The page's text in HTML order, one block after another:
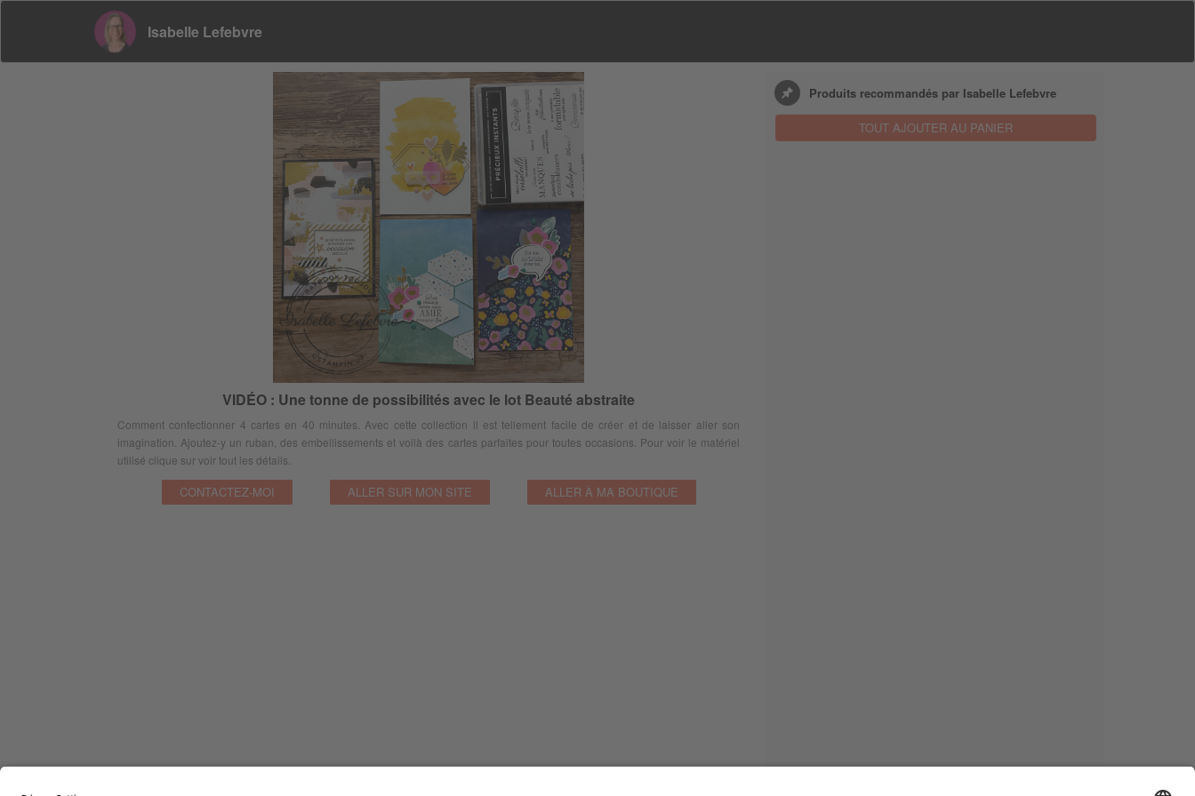
Isabelle Lefebvre
VIDÉO : Une tonne de possibilités avec le lot Beauté abstraite
Comment confectionner 4 cartes en 40 minutes. Avec cette collection il est tellement facile de créer et de laisser aller son
imagination. Ajoutez-y un ruban, des embellissements et voilà des cartes parfaites pour toutes occasions. Pour voir le matériel
utilisé clique sur voir tout les détails.
CONTACTEZ-MOI ALLER SUR MON SITE ALLER À MA BOUTIQUE
Produits recommandés par Isabelle Lefebvre
TOUT AJOUTER AU PANIER